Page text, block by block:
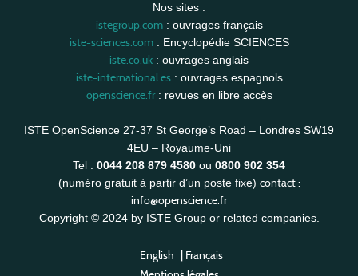
Nos sites :
istegroup.com: ouvrages français
iste-sciences.com: Encyclopédie SCIENCES
iste.co.uk : ouvrages anglais
iste-international.es: ouvrages espagnols
openscience.fr: revues en libre accès
ISTE OpenScience 27-37 St George’s Road – Londres SW19
4EU – Royaume-Uni
Tel : 0044 208 879 4580 ou 0800 902 354
(numéro gratuit à partir d’un poste fixe) contact :
info@openscience.fr
Copyright © 2024 by ISTE Group or related companies.
English | Français